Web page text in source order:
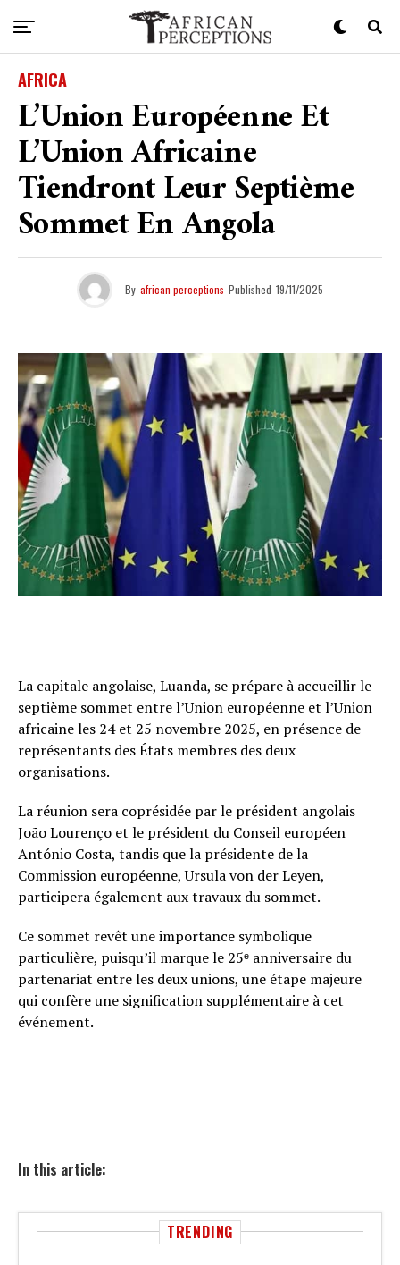
AFRICA
L’Union Européenne Et
L’Union Africaine
Tiendront Leur Septième
Sommet En Angola
By african perceptions Published 19/11/2025
La capitale angolaise, Luanda, se prépare à accueillir le
septième sommet entre l’Union européenne et l’Union
africaine les 24 et 25 novembre 2025, en présence de
représentants des États membres des deux
organisations.
La réunion sera coprésidée par le président angolais
João Lourenço et le président du Conseil européen
António Costa, tandis que la présidente de la
Commission européenne, Ursula von der Leyen,
participera également aux travaux du sommet.
Ce sommet revêt une importance symbolique
particulière, puisqu’il marque le 25ᵉ anniversaire du
partenariat entre les deux unions, une étape majeure
qui confère une signification supplémentaire à cet
événement.
In this article:
TRENDING